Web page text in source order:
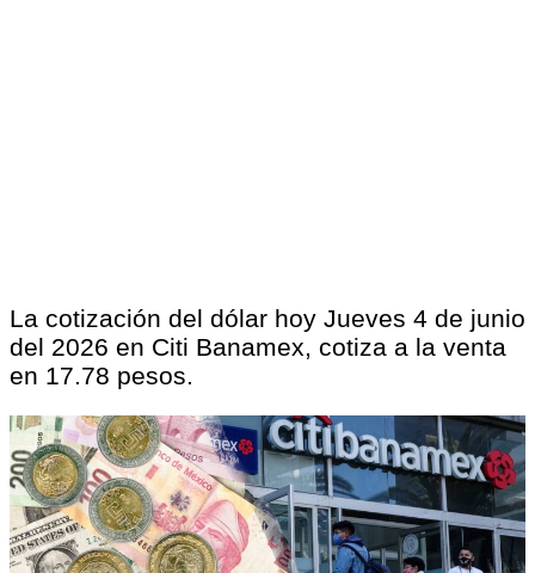
La cotización del dólar hoy Jueves 4 de junio
del 2026 en Citi Banamex, cotiza a la venta
en 17.78 pesos.